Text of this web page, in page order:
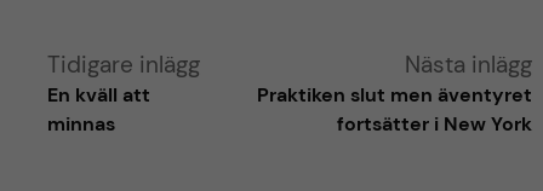
A
Tidigare inlägg
En kväll att
minnas
Nästa inlägg
Praktiken slut men äventyret
fortsätter i New York